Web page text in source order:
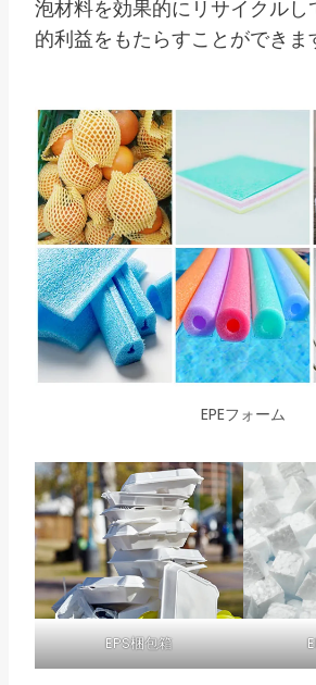
泡材料を効果的にリサイクルし
的利益をもたらすことができま
EPEフォーム
EPS梱包箱